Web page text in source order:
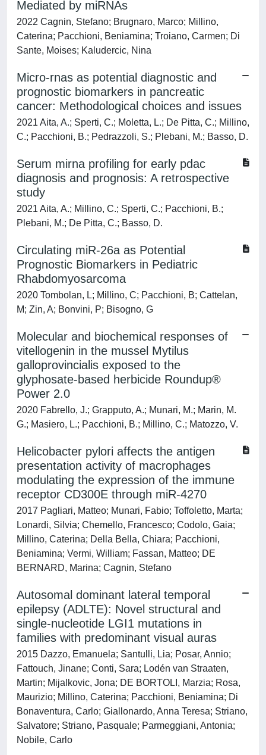
Mediated by miRNAs
2022 Cagnin, Stefano; Brugnaro, Marco; Millino,
Caterina; Pacchioni, Beniamina; Troiano, Carmen; Di
Sante, Moises; Kaludercic, Nina
Micro-rnas as potential diagnostic and
prognostic biomarkers in pancreatic
cancer: Methodological choices and issues
2021 Aita, A.; Sperti, C.; Moletta, L.; De Pitta, C.; Millino,
C.; Pacchioni, B.; Pedrazzoli, S.; Plebani, M.; Basso, D.
Serum mirna profiling for early pdac
diagnosis and prognosis: A retrospective
study
2021 Aita, A.; Millino, C.; Sperti, C.; Pacchioni, B.;
Plebani, M.; De Pitta, C.; Basso, D.
Circulating miR-26a as Potential
Prognostic Biomarkers in Pediatric
Rhabdomyosarcoma
2020 Tombolan, L; Millino, C; Pacchioni, B; Cattelan,
M; Zin, A; Bonvini, P; Bisogno, G
Molecular and biochemical responses of
vitellogenin in the mussel Mytilus
galloprovincialis exposed to the
glyphosate-based herbicide Roundup®
Power 2.0
2020 Fabrello, J.; Grapputo, A.; Munari, M.; Marin, M.
G.; Masiero, L.; Pacchioni, B.; Millino, C.; Matozzo, V.
Helicobacter pylori affects the antigen
presentation activity of macrophages
modulating the expression of the immune
receptor CD300E through miR-4270
2017 Pagliari, Matteo; Munari, Fabio; Toffoletto, Marta;
Lonardi, Silvia; Chemello, Francesco; Codolo, Gaia;
Millino, Caterina; Della Bella, Chiara; Pacchioni,
Beniamina; Vermi, William; Fassan, Matteo; DE
BERNARD, Marina; Cagnin, Stefano
Autosomal dominant lateral temporal
epilepsy (ADLTE): Novel structural and
single-nucleotide LGI1 mutations in
families with predominant visual auras
2015 Dazzo, Emanuela; Santulli, Lia; Posar, Annio;
Fattouch, Jinane; Conti, Sara; Lodén van Straaten,
Martin; Mijalkovic, Jona; DE BORTOLI, Marzia; Rosa,
Maurizio; Millino, Caterina; Pacchioni, Beniamina; Di
Bonaventura, Carlo; Giallonardo, Anna Teresa; Striano,
Salvatore; Striano, Pasquale; Parmeggiani, Antonia;
Nobile, Carlo